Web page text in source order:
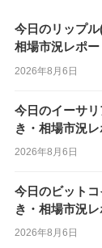
今日のリップ
相場市況レポー
2026年8月6日
今日のイーサ
き・相場市況レ
2026年8月6日
今日のビット
き・相場市況レ
2026年8月6日